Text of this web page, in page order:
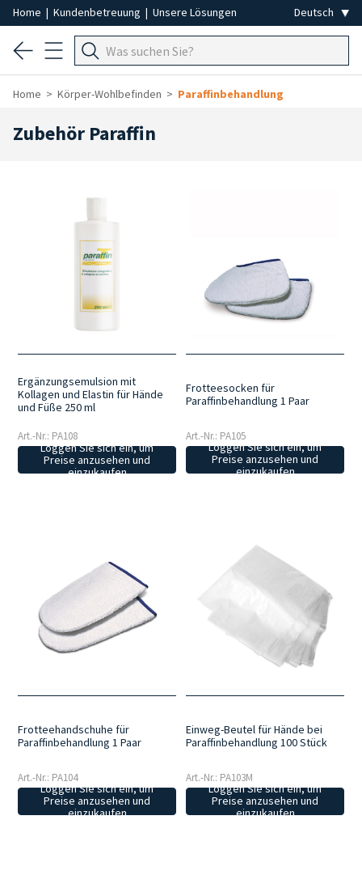
Home | Kundenbetreuung | Unsere Lösungen
Home Körper-Wohlbefinden Paraffinbehandlung
Zubehör Paraffin
Ergänzungsemulsion mit
Kollagen und Elastin für Hände
und Füße 250 ml
Art.-Nr.: PA108
Loggen Sie sich ein, um
Preise anzusehen und
einzukaufen
Frotteesocken für
Paraffinbehandlung 1 Paar
Art.-Nr.: PA105
Loggen Sie sich ein, um
Preise anzusehen und
einzukaufen
Frotteehandschuhe für
Paraffinbehandlung 1 Paar
Art.-Nr.: PA104
Loggen Sie sich ein, um
Preise anzusehen und
einzukaufen
Einweg-Beutel für Hände bei
Paraffinbehandlung 100 Stück
Art.-Nr.: PA103M
Loggen Sie sich ein, um
Preise anzusehen und
einzukaufen